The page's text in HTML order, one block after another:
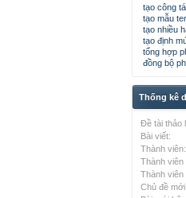
tạo công
tạo mẫu
tạo nhiều
tạo định
tổng hợp
đồng bộ
Thống kê
Đề tài thảo
Bài viết:
Thành viên:
Thành viên
Thành viên
Chủ đề